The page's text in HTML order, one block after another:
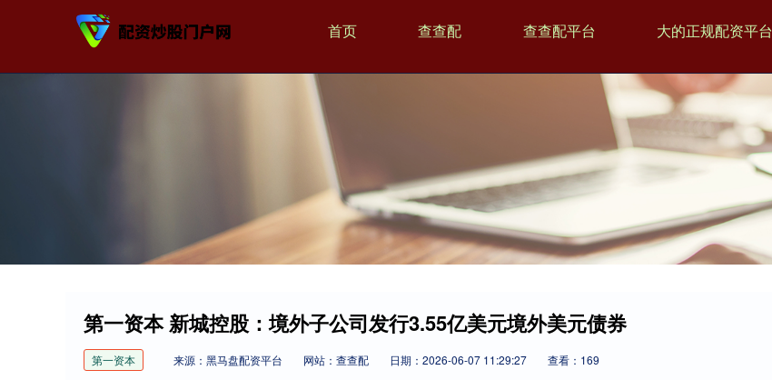
首页 查查配 查查配平台 大的正规配资平台
第一资本 新城控股：境外子公司发行3.55亿美元境外美元债券
第一资本 来源：黑马盘配资平台 网站：查查配 日期：2026-06-07 11:29:27 查看：169